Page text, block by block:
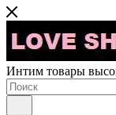
Интим товары